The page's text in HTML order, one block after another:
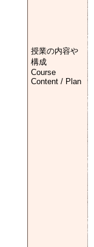
授業の内容や
構成
Course
Content / Plan